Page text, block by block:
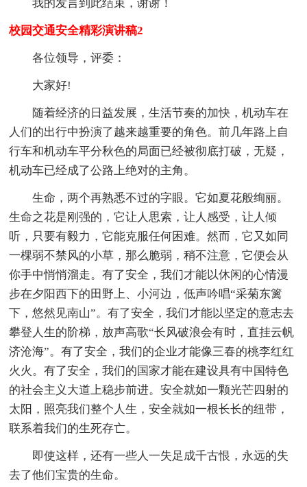
我的发言到此结束，谢谢！
校园交通安全精彩演讲稿2
各位领导，评委：
大家好!
随着经济的日益发展，生活节奏的加快，机动车在
人们的出行中扮演了越来越重要的角色。前几年路上自
行车和机动车平分秋色的局面已经被彻底打破，无疑，
机动车已经成了公路上绝对的主角。
生命，两个再熟悉不过的字眼。它如夏花般绚丽。
生命之花是刚强的，它让人思索，让人感受，让人倾
听，只要有毅力，它能克服任何困难。然而，它又如同
一棵弱不禁风的小草，那么脆弱，稍不注意，它便会从
你手中悄悄溜走。有了安全，我们才能以休闲的心情漫
步在夕阳西下的田野上、小河边，低声吟唱“采菊东篱
下，悠然见南山”。有了安全，我们才能以坚定的意志去
攀登人生的阶梯，放声高歌“长风破浪会有时，直挂云帆
济沧海”。有了安全，我们的企业才能像三春的桃李红红
火火。有了安全，我们的国家才能在建设具有中国特色
的社会主义大道上稳步前进。安全就如一颗光芒四射的
太阳，照亮我们整个人生，安全就如一根长长的纽带，
联系着我们的生死存亡。
即使这样，还有一些人一失足成千古恨，永远的失
去了他们宝贵的生命。